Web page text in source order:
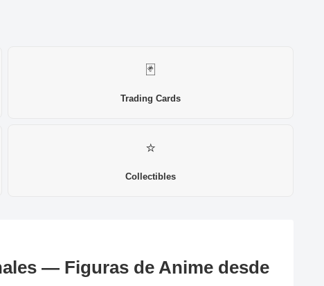
🃏
Trading Cards
⭐
Collectibles
— Figuras de Anime desde